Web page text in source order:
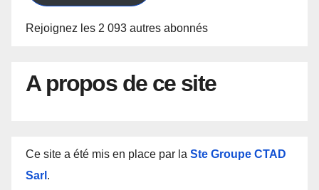
Rejoignez les 2 093 autres abonnés
A propos de ce site
Ce site a été mis en place par la Ste Groupe CTAD
Sarl .